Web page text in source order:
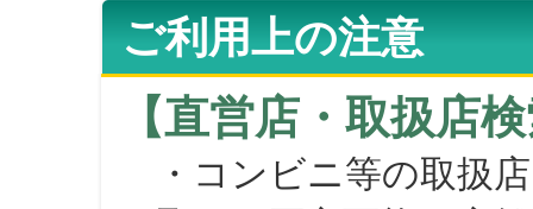
ご利用上の注意
【直営店・取扱店
・コンビニ等の取扱